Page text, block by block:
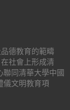
德教育的範疇
社會上形成清
聯同清華大學中國
儀文明教育項